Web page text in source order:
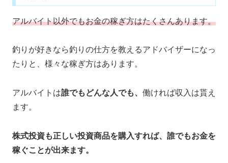
アルバイト以外でもお金の稼ぎ方はたくさんあります。
釣りが好きなら釣りの仕方を教えるアドバイザーになっ
たりと、様々な稼ぎ方はあります。
アルバイトは誰でもどんな人でも、 働ければ収入は貰え
ます。
株式投資も正しい投資商品を購入すれば、誰でもお金を
稼ぐことが出来ます。